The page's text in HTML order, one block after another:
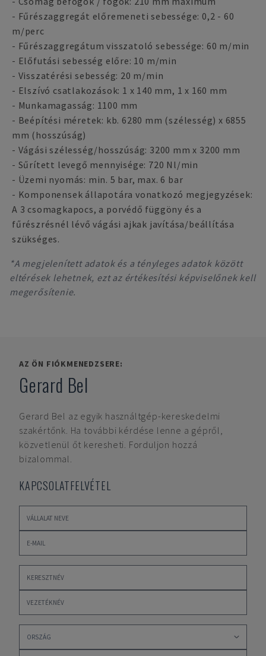
- Fűrészaggregát előremeneti sebessége: 0,2 - 60
m/perc
- Fűrészaggregátum visszatoló sebessége: 60 m/min
- Előfutási sebesség előre: 10 m/min
- Visszatérési sebesség: 20 m/min
- Elszívó csatlakozások: 1 x 140 mm, 1 x 160 mm
- Munkamagasság: 1100 mm
- Beépítési méretek: kb. 6280 mm (szélesség) x 6855
mm (hosszúság)
- Vágási szélesség/hosszúság: 3200 mm x 3200 mm
- Sűrített levegő mennyisége: 720 Nl/min
- Üzemi nyomás: min. 5 bar, max. 6 bar
- Komponensek állapotára vonatkozó megjegyzések:
A 3 csomagkapocs, a porvédő függöny és a
fűrészrésnél lévő vágási ajkak javítása/beállítása
szükséges.
*A megjelenített adatok és a tényleges adatok között
eltérések lehetnek, ezt az értékesítési képviselőnek kell
megerősítenie.
AZ ÖN FIÓKMENEDZSERE:
Gerard Bel
Gerard Bel az egyik használtgép-kereskedelmi
szakértőnk. Ha további kérdése lenne a gépről,
közvetlenül őt keresheti. Forduljon hozzá
bizalommal.
KAPCSOLATFELVÉTEL